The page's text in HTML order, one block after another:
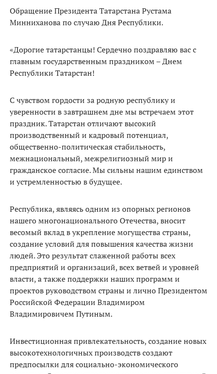
Обращение Президента Татарстана Рустама
Минниханова по случаю Дня Республики.
«Дорогие татарстанцы! Сердечно поздравляю вас с
главным государственным праздником – Днем
Республики Татарстан!
С чувством гордости за родную республику и
уверенности в завтрашнем дне мы встречаем этот
праздник. Татарстан отличают высокий
производственный и кадровый потенциал,
общественно-политическая стабильность,
межнациональный, межрелигиозный мир и
гражданское согласие. Мы сильны нашим единством
и устремленностью в будущее.
Республика, являясь одним из опорных регионов
нашего многонационального Отечества, вносит
весомый вклад в укрепление могущества страны,
создание условий для повышения качества жизни
людей. Это результат слаженной работы всех
предприятий и организаций, всех ветвей и уровней
власти, а также поддержки наших программ и
проектов руководством страны и лично Президентом
Российской Федерации Владимиром
Владимировичем Путиным.
Инвестиционная привлекательность, создание новых
высокотехнологичных производств создают
предпосылки для социально-экономического